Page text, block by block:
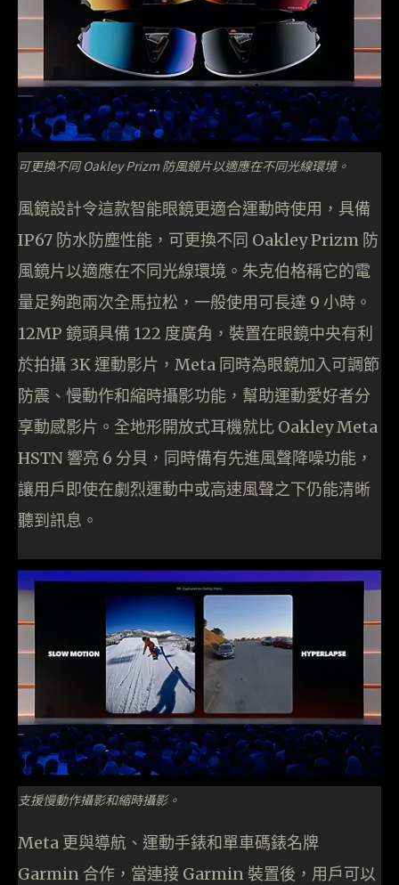
可更換不同 Oakley Prizm 防風鏡片以適應在不同光線環境。
風鏡設計令這款智能眼鏡更適合運動時使用，具備
IP67 防水防塵性能，可更換不同 Oakley Prizm 防
風鏡片以適應在不同光線環境。朱克伯格稱它的電
量足夠跑兩次全馬拉松，一般使用可長達 9 小時。
12MP 鏡頭具備 122 度廣角，裝置在眼鏡中央有利
於拍攝 3K 運動影片，Meta 同時為眼鏡加入可調節
防震、慢動作和縮時攝影功能，幫助運動愛好者分
享動感影片。全地形開放式耳機就比 Oakley Meta
HSTN 響亮 6 分貝，同時備有先進風聲降噪功能，
讓用戶即使在劇烈運動中或高速風聲之下仍能清晰
聽到訊息。
支援慢動作攝影和縮時攝影。
Meta 更與導航、運動手錶和單車碼錶名牌
Garmin 合作，當連接 Garmin 裝置後，用戶可以